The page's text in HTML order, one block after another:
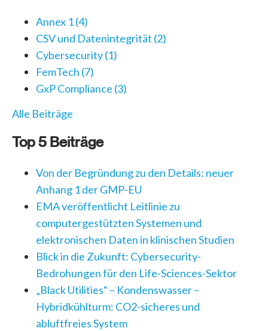
Annex 1(4)
CSV und Datenintegrität (2)
Cybersecurity(1)
FemTech (7)
GxP Compliance (3)
Alle Beiträge
Top 5 Beiträge
Von der Begründung zu den Details: neuer
Anhang 1 der GMP-EU
EMA veröffentlicht Leitlinie zu
computergestützten Systemen und
elektronischen Daten in klinischen Studien
Blick in die Zukunft: Cybersecurity-
Bedrohungen für den Life-Sciences-Sektor
„Black Utilities“ – Kondenswasser –
Hybridkühlturm: CO2-sicheres und
abluftfreies System